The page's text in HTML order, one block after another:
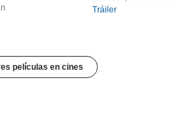
Tráiler
películas en cines